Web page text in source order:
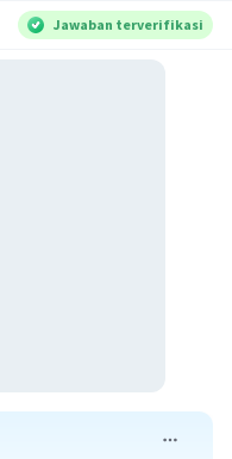
Jawaban terverifikasi